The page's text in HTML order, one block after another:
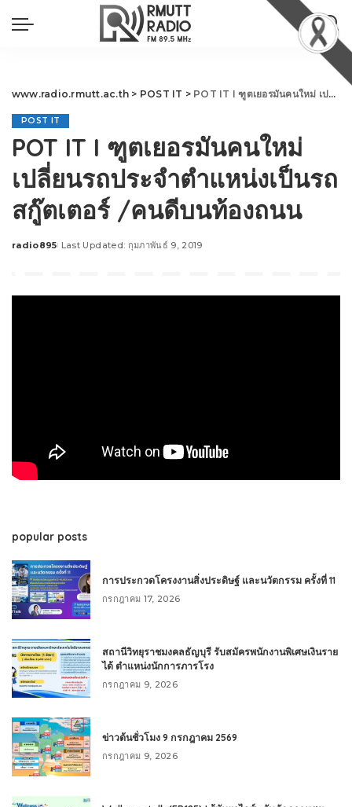
www.radio.rmutt.ac.th > POST IT > POT IT I ฑูตเยอรมันคนใหม่ เปลี่ยนรถประจำตำแหน่งเป็นรถสกู๊ตเตอร์ /คนดีบนท้องถนน
POST IT
POT IT I ฑูตเยอรมันคนใหม่
เปลี่ยนรถประจำตำแหน่งเป็นรถ
สกู๊ตเตอร์ /คนดีบนท้องถนน
Posted
radio895 Last Updated: กุมภาพันธ์ 9, 2019
popular posts
การประกวดโครงงานสิ่งประดิษฐ์ และนวัตกรรม ครั้งที่ 11
กรกฎาคม 17, 2026
สถานีวิทยุราชมงคลธัญบุรี รับสมัครพนักงานพิเศษเงินราย
ได้ ตำแหน่งนักการภารโรง
กรกฎาคม 9, 2026
ข่าวต้นชั่วโมง 9 กรกฎาคม 2569
กรกฎาคม 9, 2026